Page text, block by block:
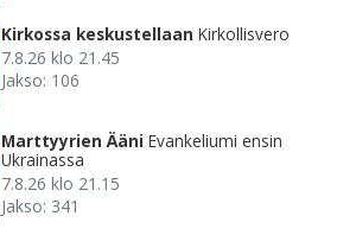
Kirkossa keskustellaan Kirkollisvero
7.8.26 klo 21.45
Jakso: 106
Marttyyrien Ääni Evankeliumi ensin
Ukrainassa
7.8.26 klo 21.15
Jakso: 341